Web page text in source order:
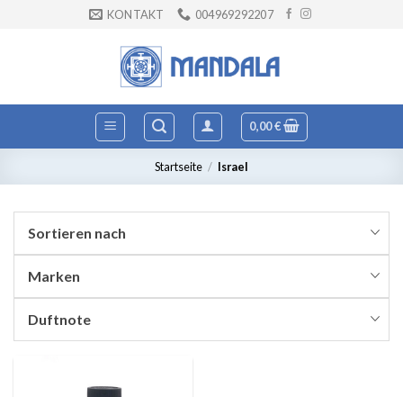
KONTAKT 004969292207
0,00€
Startseite / Israel
Sortieren nach
Marken
Duftnote